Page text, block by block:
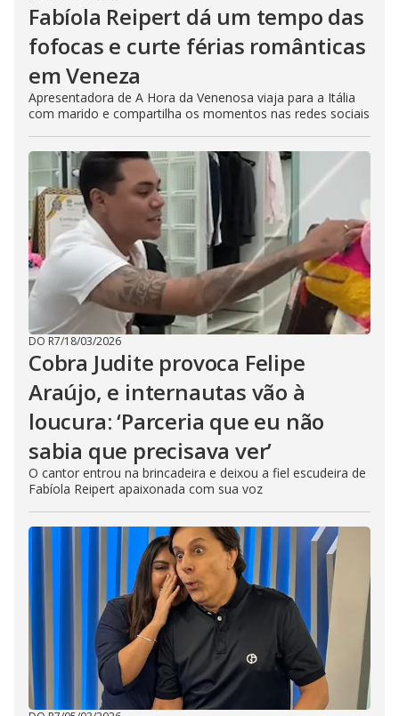
Fabíola Reipert dá um tempo das
fofocas e curte férias românticas
em Veneza
Apresentadora de A Hora da Venenosa viaja para a Itália
com marido e compartilha os momentos nas redes sociais
DO R7/18/03/2026
Cobra Judite provoca Felipe
Araújo, e internautas vão à
loucura: ‘Parceria que eu não
sabia que precisava ver’
O cantor entrou na brincadeira e deixou a fiel escudeira de
Fabíola Reipert apaixonada com sua voz